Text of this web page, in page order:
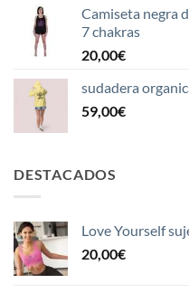
Camiseta negra
7 chakras
20,00€
sudadera
59,00€
DESTACADOS
Love Yourself
20,00€